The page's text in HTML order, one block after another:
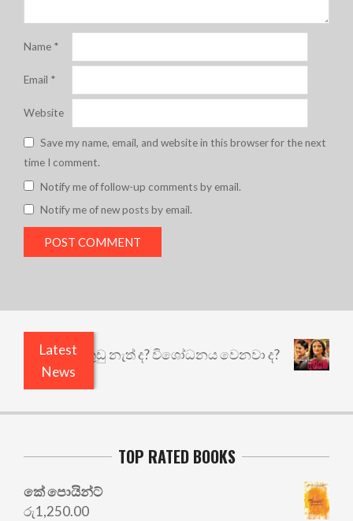
Name *
Email *
Website
Save my name, email, and website in this browser for the next
time I comment.
Notify me of follow-up comments by email.
Notify me of new posts by email.
Latest
News
ඇතුළෙයි කුඩු නැත් ද? විශෝධනය වෙනවා ද?
TOP RATED BOOKS
කේ පොයින්ට්
රු1,250.00